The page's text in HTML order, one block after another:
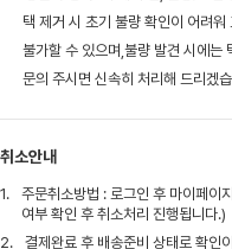
택 제거 시 초기 불량 확인이 어려워
불가할 수 있으며,불량 발견 시에는
문의 주시면 신속히 처리해 드리겠
취소안내
1.
주문취소방법 : 로그인 후 마이페이
여부 확인 후 취소처리 진행됩니다.)
2.
결제완료 후 배송준비 상태로 확인